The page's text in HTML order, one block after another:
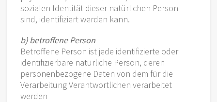
sozialen Identität dieser natürlichen Person
sind, identifiziert werden kann.
b) betroffene Person
Betroffene Person ist jede identifizierte oder
identifizierbare natürliche Person, deren
personenbezogene Daten von dem für die
Verarbeitung Verantwortlichen verarbeitet
werden